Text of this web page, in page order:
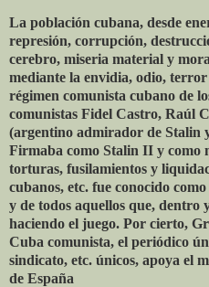
La población cubana, desde
represión, corrupción,
cerebro, miseria material y
mediante la envidia, odio,
régimen comunista cubano de
comunistas Fidel Castro, Raúl
(argentino admirador de Stalin
Firmaba como Stalin II y como
torturas, fusilamientos y
cubanos, etc. fue conocido
y de todos aquellos que, dentro
haciendo el juego. Por cierto,
Cuba comunista, el periódico
sindicato, etc. únicos, apoya el
de España